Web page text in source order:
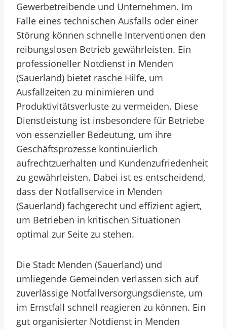
Gewerbetreibende und Unternehmen. Im
Falle eines technischen Ausfalls oder einer
Störung können schnelle Interventionen den
reibungslosen Betrieb gewährleisten. Ein
professioneller Notdienst in Menden
(Sauerland) bietet rasche Hilfe, um
Ausfallzeiten zu minimieren und
Produktivitätsverluste zu vermeiden. Diese
Dienstleistung ist insbesondere für Betriebe
von essenzieller Bedeutung, um ihre
Geschäftsprozesse kontinuierlich
aufrechtzuerhalten und Kundenzufriedenheit
zu gewährleisten. Dabei ist es entscheidend,
dass der Notfallservice in Menden
(Sauerland) fachgerecht und effizient agiert,
um Betrieben in kritischen Situationen
optimal zur Seite zu stehen.
Die Stadt Menden (Sauerland) und
umliegende Gemeinden verlassen sich auf
zuverlässige Notfallversorgungsdienste, um
im Ernstfall schnell reagieren zu können. Ein
gut organisierter Notdienst in Menden